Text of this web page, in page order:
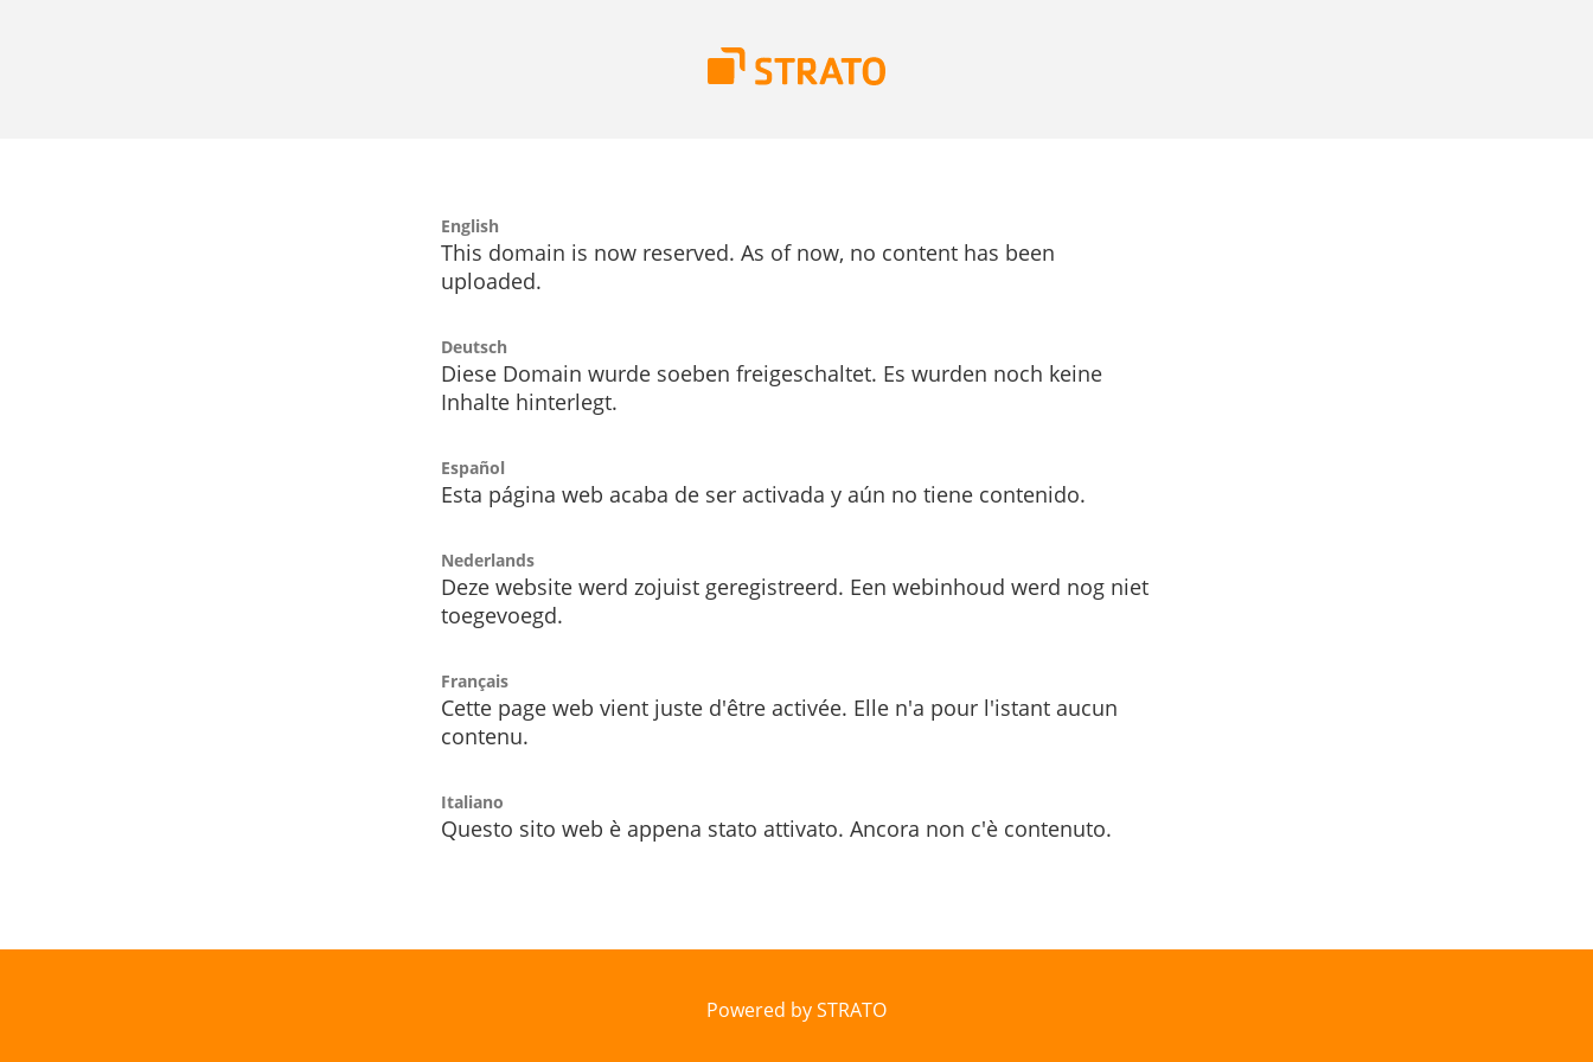
English
This domain is now reserved. As of now, no content has been
uploaded.
Deutsch
Diese Domain wurde soeben freigeschaltet. Es wurden noch keine
Inhalte hinterlegt.
Español
Esta página web acaba de ser activada y aún no tiene contenido.
Nederlands
Deze website werd zojuist geregistreerd. Een webinhoud werd nog niet
toegevoegd.
Français
Cette page web vient juste d'être activée. Elle n'a pour l'istant aucun
contenu.
Italiano
Questo sito web è appena stato attivato. Ancora non c'è contenuto.
Powered by STRATO